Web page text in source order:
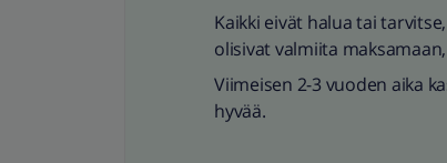
Kaikki eivät halua tai
olisivat valmiita
Viimeisen 2-3 vuoden aika
hyvää.